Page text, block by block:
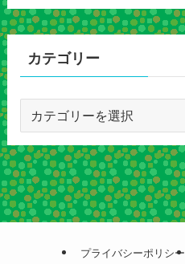
カ
イ
カテゴリー
ゴ
リ
ー
プライバシーポリシー